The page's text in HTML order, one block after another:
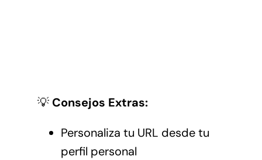
💡 Consejos Extras:
Personaliza tu URL desde tu
perfil personal